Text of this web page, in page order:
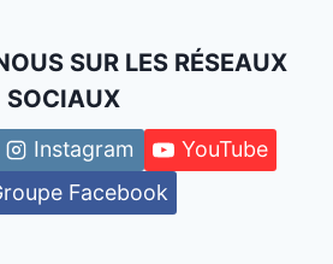
SUR LES RÉSEAUX
SOCIAUX
Instagram
YouTube
Facebook